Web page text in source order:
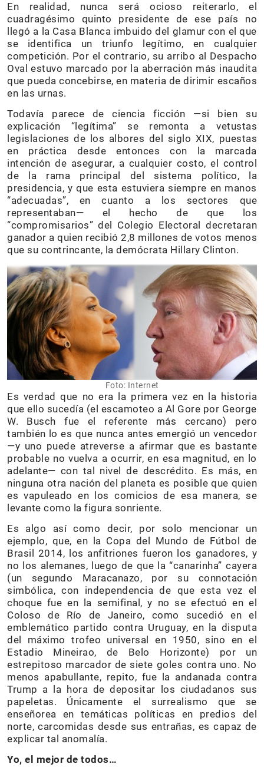
En realidad, nunca será ocioso reiterarlo, el
cuadragésimo quinto presidente de ese país no
llegó a la Casa Blanca imbuido del glamur con el que
se identifica un triunfo legítimo, en cualquier
competición. Por el contrario, su arribo al Despacho
Oval estuvo marcado por la aberración más inaudita
que pueda concebirse, en materia de dirimir escaños
en las urnas.
Todavía parece de ciencia ficción —si bien su
explicación “legítima” se remonta a vetustas
legislaciones de los albores del siglo XIX, puestas
en práctica desde entonces con la marcada
intención de asegurar, a cualquier costo, el control
de la rama principal del sistema político, la
presidencia, y que esta estuviera siempre en manos
“adecuadas”, en cuanto a los sectores que
representaban— el hecho de que los
“compromisarios” del Colegio Electoral decretaran
ganador a quien recibió 2,8 millones de votos menos
que su contrincante, la demócrata Hillary Clinton.
Foto: Internet
Es verdad que no era la primera vez en la historia
que ello sucedía (el escamoteo a Al Gore por George
W. Busch fue el referente más cercano) pero
también lo es que nunca antes emergió un vencedor
—y uno puede atreverse a afirmar que es bastante
probable no vuelva a ocurrir, en esa magnitud, en lo
adelante— con tal nivel de descrédito. Es más, en
ninguna otra nación del planeta es posible que quien
es vapuleado en los comicios de esa manera, se
levante como la figura sonriente.
Es algo así como decir, por solo mencionar un
ejemplo, que, en la Copa del Mundo de Fútbol de
Brasil 2014, los anfitriones fueron los ganadores, y
no los alemanes, luego de que la “canarinha” cayera
(un segundo Maracanazo, por su connotación
simbólica, con independencia de que esta vez el
choque fue en la semifinal, y no se efectuó en el
Coloso de Río de Janeiro, como sucedió en el
emblemático partido contra Uruguay, en la disputa
del máximo trofeo universal en 1950, sino en el
Estadio Mineirao, de Belo Horizonte) por un
estrepitoso marcador de siete goles contra uno. No
menos apabullante, repito, fue la andanada contra
Trump a la hora de depositar los ciudadanos sus
papeletas. Únicamente el surrealismo que se
enseñorea en temáticas políticas en predios del
norte, carcomidas desde sus entrañas, es capaz de
explicar tal anomalía.
Yo, el mejor de todos…